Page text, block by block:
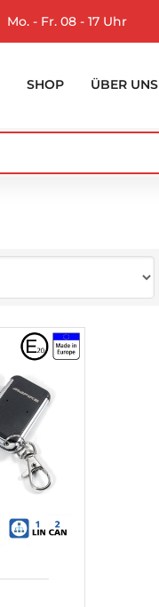
Mo. - Fr. 08 - 17 Uhr
SHOP ÜBER UNS